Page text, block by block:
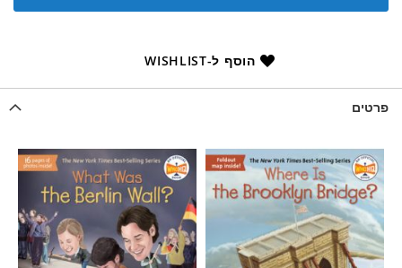
הוסף ל-WISHLIST
פרטים